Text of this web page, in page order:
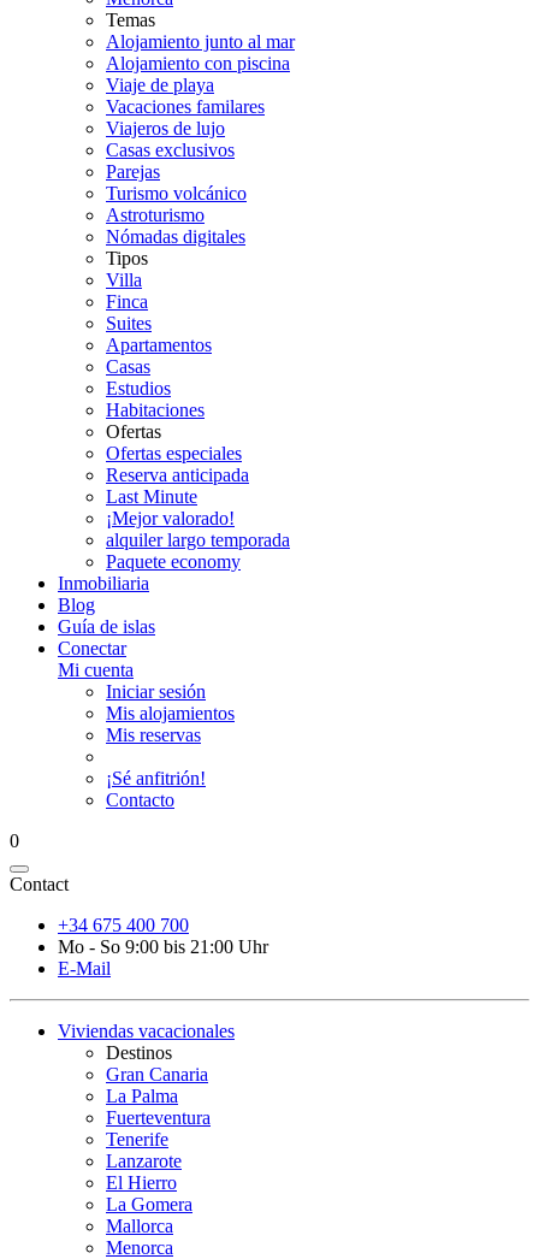
Temas
Alojamiento junto al mar
Alojamiento con piscina
Viaje de playa
Vacaciones familares
Viajeros de lujo
Casas exclusivos
Parejas
Turismo volcánico
Astroturismo
Nómadas digitales
Tipos
Villa
Finca
Suites
Apartamentos
Casas
Estudios
Habitaciones
Ofertas
Ofertas especiales
Reserva anticipada
Last Minute
¡Mejor valorado!
alquiler largo temporada
Paquete economy
Inmobiliaria
Blog
Guía de islas
Conectar
Mi cuenta
Iniciar sesión
Mis alojamientos
Mis reservas
¡Sé anfitrión!
Contacto
0
Contact
+34 675 400 700
Mo - So 9:00 bis 21:00 Uhr
E-Mail
Viviendas vacacionales
Destinos
Gran Canaria
La Palma
Fuerteventura
Tenerife
Lanzarote
El Hierro
La Gomera
Mallorca
Menorca